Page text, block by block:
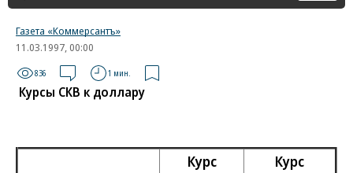
Газета «Коммерсантъ»
11.03.1997, 00:00
836 1 мин.
Курсы СКВ к доллару
Курс
Курс